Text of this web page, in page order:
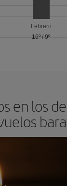
Febrero
16º / 9º
en los